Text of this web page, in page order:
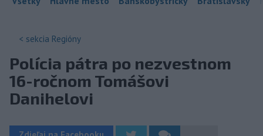
< sekcia Regióny
Polícia pátra po nezvestnom
16-ročnom Tomášovi
Danihelovi